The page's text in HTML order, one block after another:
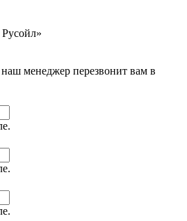
менеджер перезвонит вам в